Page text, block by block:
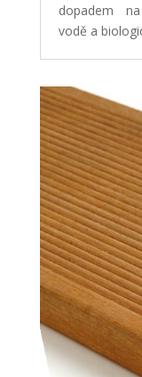
dopadem
vodě a